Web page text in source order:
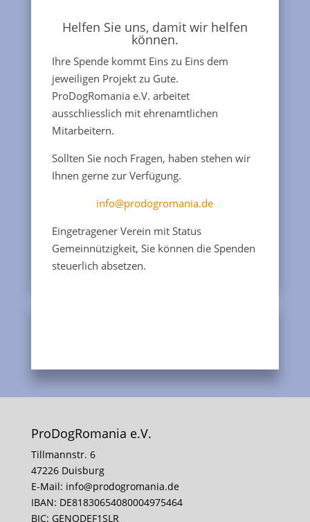
Helfen Sie uns, damit wir helfen
können.
Ihre Spende kommt Eins zu Eins dem
jeweiligen Projekt zu Gute.
ProDogRomania e.V. arbeitet
ausschliesslich mit ehrenamtlichen
Mitarbeitern.
Sollten Sie noch Fragen, haben stehen wir
Ihnen gerne zur Verfügung.
info@prodogromania.de
Eingetragener Verein mit Status
Gemeinnützigkeit, Sie können die Spenden
steuerlich absetzen.
ProDogRomania e.V.
Tillmannstr. 6
47226 Duisburg
E-Mail: info@prodogromania.de
IBAN: DE81830654080004975464
BIC: GENODEF1SLR